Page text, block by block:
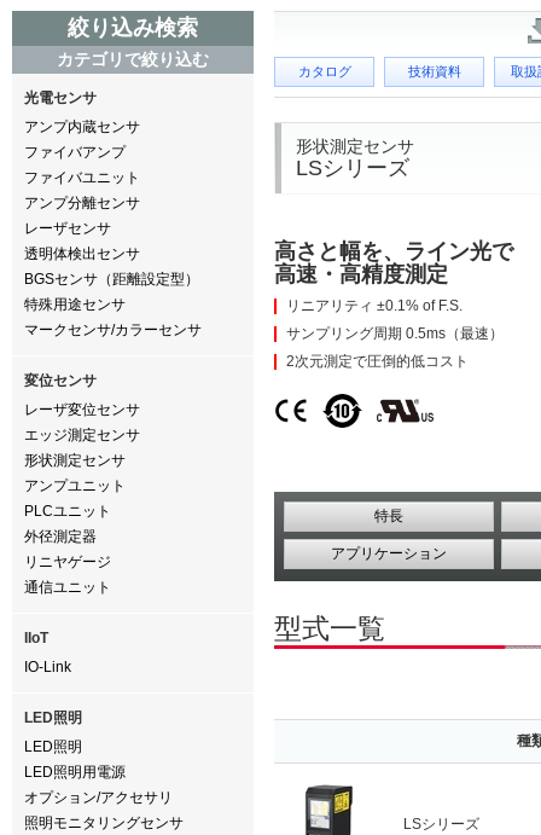
絞り込み検索
カテゴリで絞り込む
光電センサ
アンプ内蔵センサ
ファイバアンプ
ファイバユニット
アンプ分離センサ
レーザセンサ
透明体検出センサ
BGSセンサ（距離設定型）
特殊用途センサ
マークセンサ/カラーセンサ
変位センサ
レーザ変位センサ
エッジ測定センサ
形状測定センサ
アンプユニット
PLCユニット
外径測定器
リニヤゲージ
通信ユニット
IIoT
IO-Link
LED照明
LED照明
LED照明用電源
オプション/アクセサリ
照明モニタリングセンサ
カタログ 技術資料 取扱
形状測定センサ
LSシリーズ
高さと幅を、ライン光で
高速・高精度測定
リニアリティ ±0.1% of F.S.
サンプリング周期 0.5ms（最速）
2次元測定で圧倒的低コスト
特長
アプリケーション
型式一覧
種
LSシリーズ